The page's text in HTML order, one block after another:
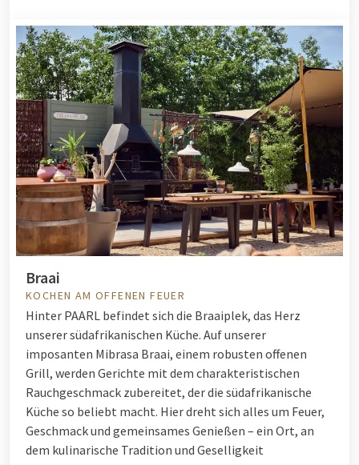
Braai
KOCHEN AM OFFENEN FEUER
Hinter PAARL befindet sich die Braaiplek, das Herz
unserer südafrikanischen Küche. Auf unserer
imposanten Mibrasa Braai, einem robusten offenen
Grill, werden Gerichte mit dem charakteristischen
Rauchgeschmack zubereitet, der die südafrikanische
Küche so beliebt macht. Hier dreht sich alles um Feuer,
Geschmack und gemeinsames Genießen – ein Ort, an
dem kulinarische Tradition und Geselligkeit